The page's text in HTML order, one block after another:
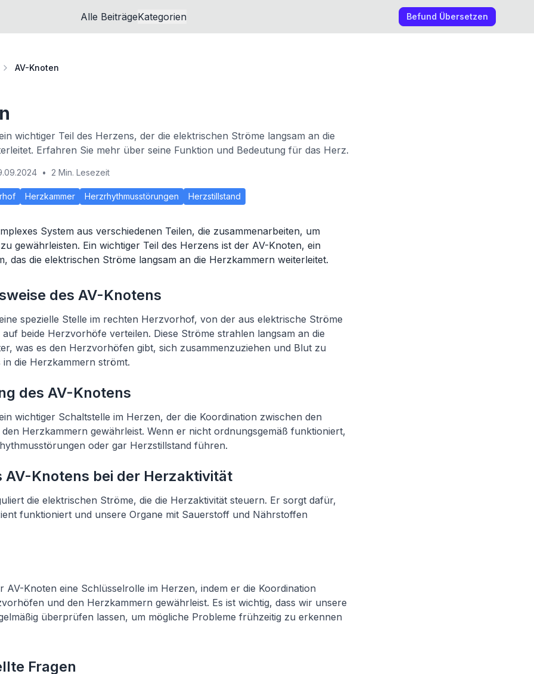
Alle BeiträgeKategorien Befund Übersetzen
AV-Knoten
wichtiger Teil des Herzens, der die elektrischen Ströme langsam an die
Erfahren Sie mehr über seine Funktion und Bedeutung für das Herz.
• 2 Min. Lesezeit
Herzkammer Herzrhythmusstörungen Herzstillstand
System aus verschiedenen Teilen, die zusammenarbeiten, um
gewährleisten. Ein wichtiger Teil des Herzens ist der AV-Knoten, ein
das die elektrischen Ströme langsam an die Herzkammern weiterleitet.
des AV-Knotens
spezielle Stelle im rechten Herzvorhof, von der aus elektrische Ströme
beide Herzvorhöfe verteilen. Diese Ströme strahlen langsam an die
was es den Herzvorhöfen gibt, sich zusammenzuziehen und Blut zu
die Herzkammern strömt.
des AV-Knotens
wichtiger Schaltstelle im Herzen, der die Koordination zwischen den
Herzkammern gewährleist. Wenn er nicht ordnungsgemäß funktioniert,
oder gar Herzstillstand führen.
AV-Knotens bei der Herzaktivität
die elektrischen Ströme, die die Herzaktivität steuern. Er sorgt dafür,
funktioniert und unsere Organe mit Sauerstoff und Nährstoffen
AV-Knoten eine Schlüsselrolle im Herzen, indem er die Koordination
und den Herzkammern gewährleist. Es ist wichtig, dass wir unsere
überprüfen lassen, um mögliche Probleme frühzeitig zu erkennen
Fragen